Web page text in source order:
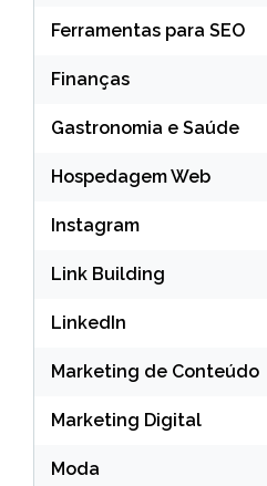
Ferramentas para SEO
Finanças
Gastronomia e Saúde
Hospedagem Web
Instagram
Link Building
LinkedIn
Marketing de Conteúdo
Marketing Digital
Moda